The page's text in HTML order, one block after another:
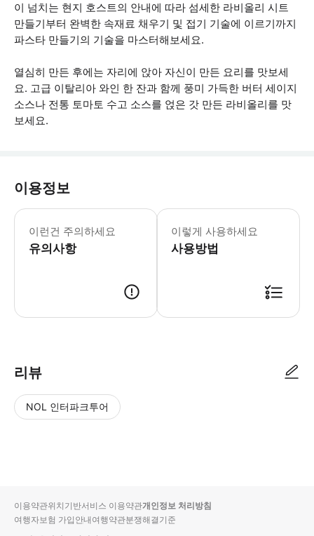
이 넘치는 현지 호스트의 안내에 따라 섬세한 라비올리 시트
만들기부터 완벽한 속재료 채우기 및 접기 기술에 이르기까지
파스타 만들기의 기술을 마스터해보세요.
열심히 만든 후에는 자리에 앉아 자신이 만든 요리를 맛보세
요. 고급 이탈리아 와인 한 잔과 함께 풍미 가득한 버터 세이지
소스나 전통 토마토 수고 소스를 얹은 갓 만든 라비올리를 맛
보세요.
이용정보
이런건 주의하세요
유의사항
이 체험은 현지인의 집에서 진행되며,
이렇게 사용하세요
사용방법
리뷰
NOL 인터파크투어
입니
다.
순
상
이용약관위치기반서비스 이용약관개인정보 처리방침
여행자보험 가입안내여행약관분쟁해결기준